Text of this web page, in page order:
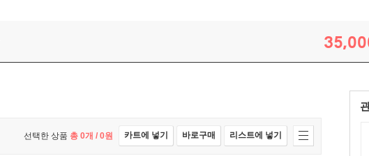
선택한 상품 총 0개 / 0원 카트에 넣기 바로구매 리스트에 넣기